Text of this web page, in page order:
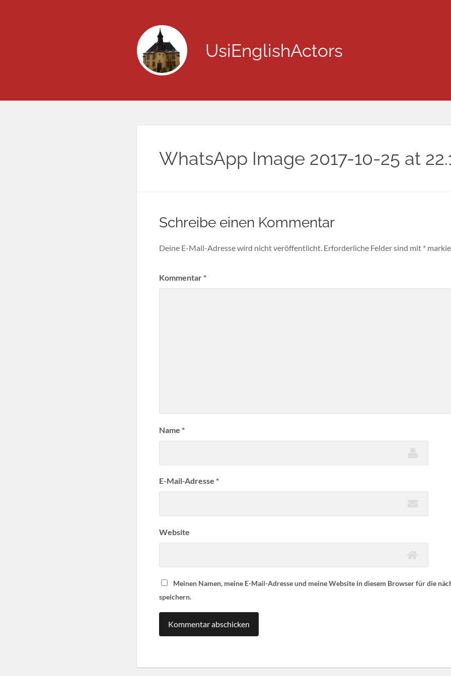
UsiEnglishActors
WhatsApp Image 2017-10-25 at
Schreibe einen Kommentar
Deine E-Mail-Adresse wird nicht veröffentlicht. Erforderliche Felder sind mit *
Kommentar*
Name *
E-Mail-Adresse *
Website
Meinen Namen, meine E-Mail-Adresse und meine Website in diesem Browser für die
speichern.